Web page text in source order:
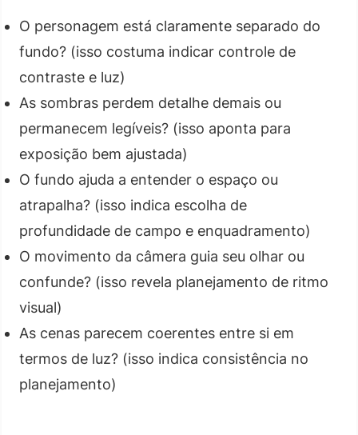
O personagem está claramente separado do
fundo? (isso costuma indicar controle de
contraste e luz)
As sombras perdem detalhe demais ou
permanecem legíveis? (isso aponta para
exposição bem ajustada)
O fundo ajuda a entender o espaço ou
atrapalha? (isso indica escolha de
profundidade de campo e enquadramento)
O movimento da câmera guia seu olhar ou
confunde? (isso revela planejamento de ritmo
visual)
As cenas parecem coerentes entre si em
termos de luz? (isso indica consistência no
planejamento)